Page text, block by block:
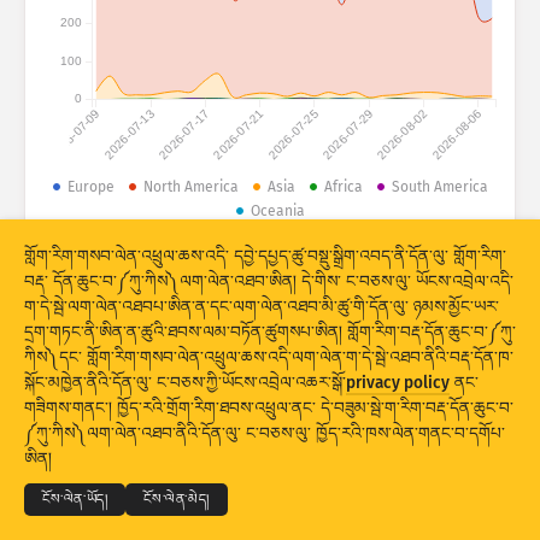
གྲོགས་རམ།
རྒྱལ་ཁབ་ཚུ།
གནས་སྡུད་ཆ་ཚང་།
ཚད།
སྡེ་ཚན་གྱི།
རྒྱལ་ཁབ། ངོ་རྟགས།
Stacking ཡིག་དཀྲེགས། ཉིས་བརྩེགས།
གྲུབ་འབྲས་ཚུ་རང་བཞིན་གིས་དུས་མཐུན་བཟོ།
2026-07-092026-07-132026-07-17 2026-07-212026-07-252026-07-292026-08-022026-08-06
0
100
200
Europe North America Asia Africa
South America
Oceania
© 2026 The Shadowserver Foundation
© 2026THE SHADOWSERVER FOUNDATION
གསང་བྱ་དང་གནས་ཚིག
ང་བཅས་ལུ་འབྲེལ་བ་འཐབ། ངོས་འཛིན།
གློག་རིག་གསབ་ལེན་འཕྲུལ་ཆས་འདི་ དབྱེ་དཔྱད་ཚུ་བསྡུ་སྒྲིག་འབད་ནི་དོན་ལུ་ གློག་རིག་
བརྡ་ དོན་ཆུང་བ་༼ཀུ་ཀིས༽ལག་ལེན་འཐབ་ཨིན། དེ་གིས་ ང་བཅས་ལུ་ ཡོངས་འབྲེལ་འདི་
ག་དེ་སྦེ་ལག་ལེན་འཐབཔ་ཨིན་ན་དང་ལག་ལེན་འཐབ་མི་ཚུ་གི་དོན་ལུ་ ཉམས་མྱོང་ཡར་
དྲག་གཏང་ནི་ཨིན་ན་ཚུའི་ཐབས་ལམ་བཏོན་ཚུགསཔ་ཨིན། གློག་རིག་བརྡ་དོན་ཆུང་བ་༼ཀུ་
ཀིས༽དང་ གློག་རིག་གསབ་ལེན་འཕྲུལ་ཆས་འདི་ལག་ལེན་ག་དེ་སྦེ་འཐབ་ནིའི་བརྡ་དོན་ཁ་
སྐོང་མཁྱེན་ནིའི་དོན་ལུ་ ང་བཅས་ཀྱི་ཡོངས་འབྲེལ་འཆར་སྒོ་privacy policy ནང་
གཟིགས་གནང་། ཁྱོད་རའི་གྲོག་རིག་ཐབས་འཕྲུལ་ནང་ དེ་བཟུམ་སྦེ་ག་རིག་བརྡ་དོན་ཆུང་བ་
༼ཀུ་ཀིས༽ལག་ལེན་འཐབ་ནིའི་དོན་ལུ་ ང་བཅས་ལུ་ ཁྱོད་རའི་ཁས་ལེན་གནང་བ་དགོཔ་
ཨིན།
ངོས་ལེན་ཡོད། ངོས་ལེན་མེད།